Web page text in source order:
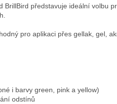
BrillBird představuje ideální volbu
pro aplikaci přes gellak, gel,
i barvy green, pink a yellow)
odstínů